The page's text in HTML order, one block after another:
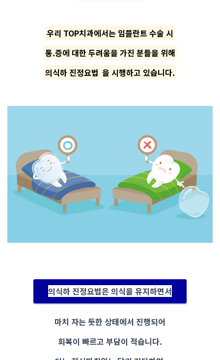
우리 TOP치과에서는 임플란트 수술 시
통.증에 대한 두려움을 가진 분들을 위해
의식하 진정요법 을 시행하고 있습니다.
의식하 진정요법은 의식을 유지하면서
마치 자는 듯한 상태에서 진행되어
회복이 빠르고 부담이 적습니다.